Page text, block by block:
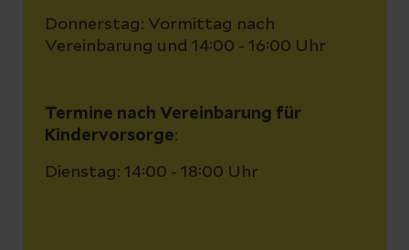
Donnerstag: Vormittag nach
Vereinbarung und 14:00 - 16:00 Uhr
Termine nach Vereinbarung für
Kindervorsorge:
Dienstag: 14:00 - 18:00 Uhr